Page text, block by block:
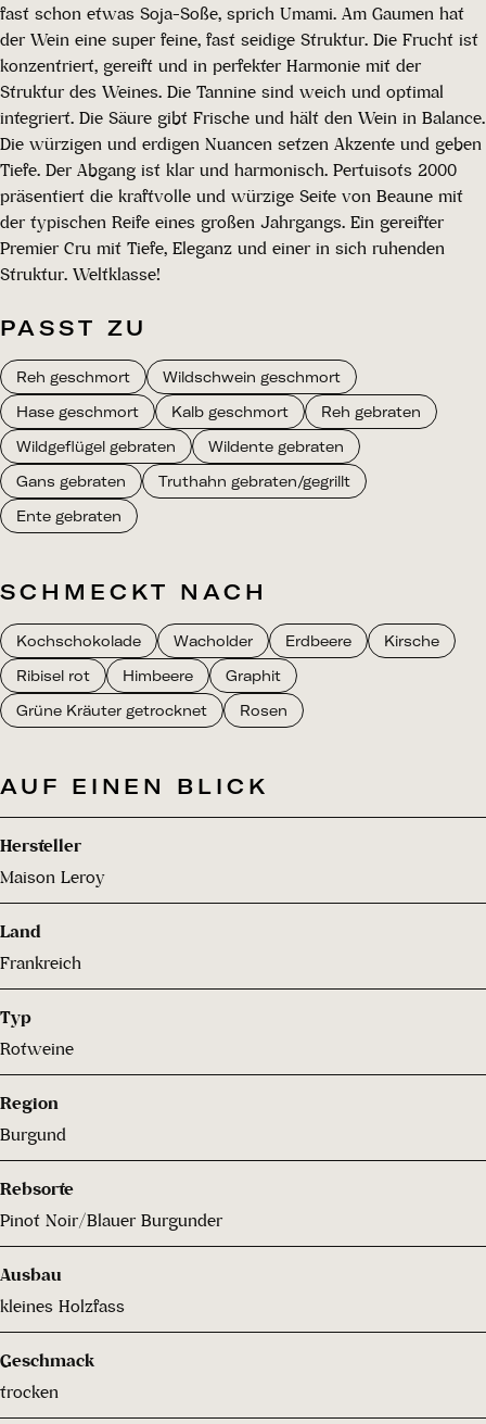
fast schon etwas Soja-Soße, sprich Umami. Am Gaumen hat
der Wein eine super feine, fast seidige Struktur. Die Frucht ist
konzentriert, gereift und in perfekter Harmonie mit der
Struktur des Weines. Die Tannine sind weich und optimal
integriert. Die Säure gibt Frische und hält den Wein in Balance.
Die würzigen und erdigen Nuancen setzen Akzente und geben
Tiefe. Der Abgang ist klar und harmonisch. Pertuisots 2000
präsentiert die kraftvolle und würzige Seite von Beaune mit
der typischen Reife eines großen Jahrgangs. Ein gereifter
Premier Cru mit Tiefe, Eleganz und einer in sich ruhenden
Struktur. Weltklasse!
PASST ZU
Reh geschmort
Wildschwein geschmort
Hase geschmort
Kalb geschmort
Reh gebraten
Wildgeflügel gebraten
Wildente gebraten
Gans gebraten
Truthahn gebraten/gegrillt
Ente gebraten
SCHMECKT NACH
Kochschokolade Wacholder Erdbeere
Kirsche
Ribisel rot
Himbeere
Graphit
Grüne Kräuter getrocknet
Rosen
AUF EINEN BLICK
Hersteller
Maison Leroy
Land
Frankreich
Typ
Rotweine
Region
Burgund
Rebsorte
Pinot Noir/Blauer Burgunder
Ausbau
kleines Holzfass
Geschmack
trocken